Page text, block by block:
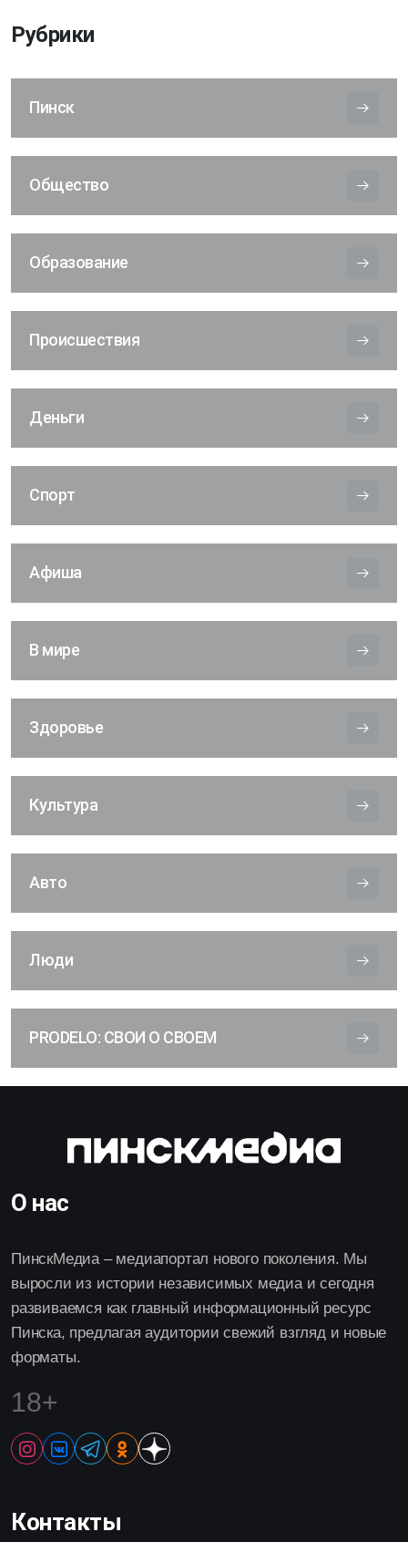
Рубрики
Пинск
Общество
Образование
Происшествия
Деньги
Спорт
Афиша
В мире
Здоровье
Культура
Авто
Люди
PRODELO: СВОИ О СВОЕМ
О нас
ПинскМедиа – медиапортал нового поколения. Мы
выросли из истории независимых медиа и сегодня
развиваемся как главный информационный ресурс
Пинска, предлагая аудитории свежий взгляд и новые
форматы.
18+
Контакты